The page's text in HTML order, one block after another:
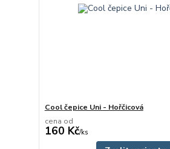
Cool čepice Uni - Hořčicová
cena od
160 Kč/ks